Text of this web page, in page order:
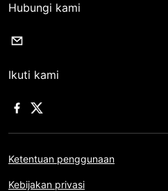
Hubungi kami
Ikuti kami
Ketentuan penggunaan
Kebijakan privasi